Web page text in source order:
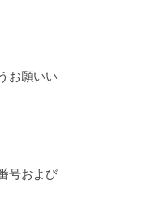
お願いい
号および